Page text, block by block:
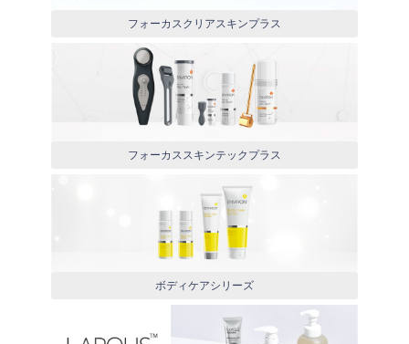
フォーカスクリアスキンプラス
フォーカススキンテックプラス
ボディケアシリーズ